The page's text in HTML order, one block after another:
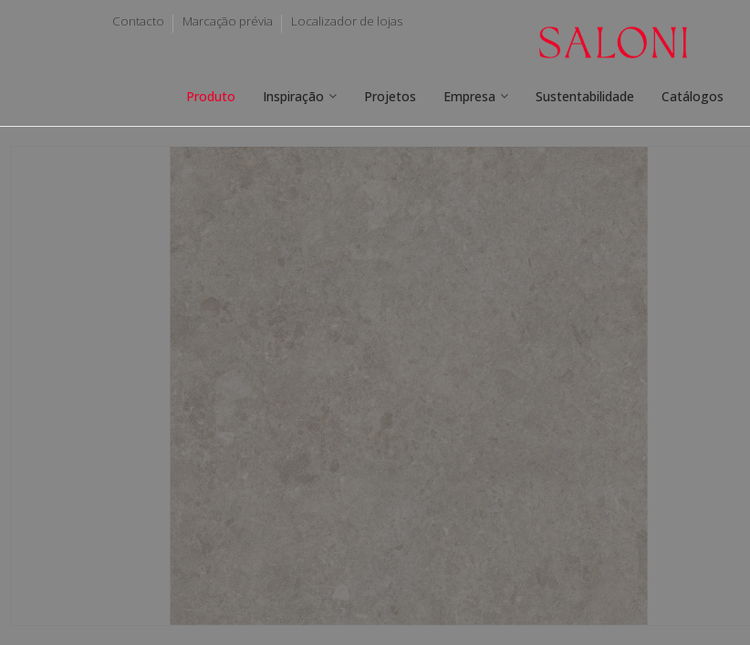
Contacto Marcação prévia Localizador de lojas
Produto Inspiração Projetos Empresa Sustentabilidade Catálogos